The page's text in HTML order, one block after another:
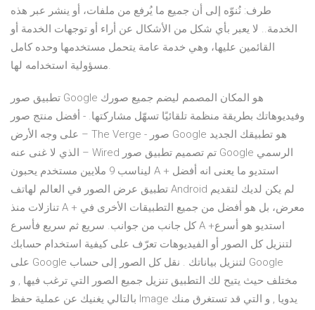
طرف: نُنوّه إلى أن جميع ما يُرفع من ملفات، أو ينشر عبر هذه
الخدمة.. لا يعبر بأي شكل من الأشكال عن أراء أو توجهات الخدمة أو
القائمين عليها، وهي خدمة عامة يتحمل مستخدمها وحده كامل
مسؤولية استخدامه لها.
‏تطبيق صور Google هو المكان المصمم ليضم جميع صورك
وفيديوهاتك بطريقة منظمة تلقائيًا تسهّل مشاركتها. - أفضل منتج صور
على وجه الأرض – The Verge - صور Google هو تطبيقك الجديد
الذي لا غنى عنه – Wired تم تصميم تطبيق صور Google الرسمي
ليناسب 9 ملايين مستخدم يحبون A + استديو ما يعنى انه أفضل
تطبيق عرض الصور في العالم لهاتف Android لم يكن لديك لتقديم
تنازلات منذ A + معرض، بل هو أفضل من جميع التطبيقات الأخرى في
كل جانب من جوانب. سريع ثم سريع فأسرع A +استديو هو أسرع
لتنزيل كل الصور أو الفيديوهات تعرّف على كيفية استخدام حسابك
على Google لتنزيل بياناتك . نقل كل الصور إلى حساب Google
مختلف حيث يتيح لك التطبيق تنزيل جميع الصور التي ترغب فيها , و
بالتالي يغنيك عن عملية حفظ Image يدويا , و التي قد تستغرق منك